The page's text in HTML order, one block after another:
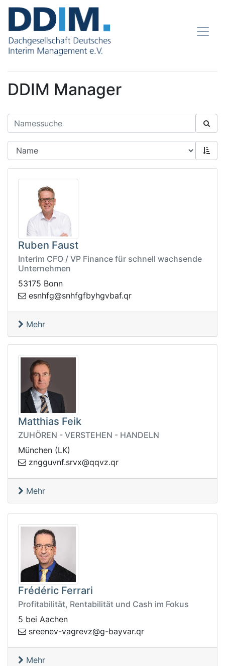
DDIM Manager
Ruben Faust
Interim CFO / VP Finance für schnell wachsende
Unternehmen
53175 Bonn
rq.fabvghybfgfhns@gfhns
e
Mehr
Matthias Feik
ZUHÖREN - VERSTEHEN - HANDELN
München (LK)
rq.zvqq
@xvrs.fnvuggnz
Mehr
Frédéric Ferrari
Profitabilität, Rentabilität und Cash im Fokus
5 bei Aachen
rq.ra
vyab-g@zvergav-veneers
Mehr